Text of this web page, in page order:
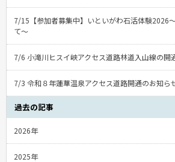
7/15【参加者募集中】いといがわ石活体験2026
て〜
7/6 小滝川ヒスイ峡アクセス道路林道入山線の開
7/3 令和８年蓮華温泉アクセス道路開通のお知ら
過去の記事
2026年
2025年